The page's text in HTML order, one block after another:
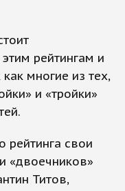
рейтингам и
многие из тех,
и «тройки»
рейтинга свои
«двоечников»
Титов,